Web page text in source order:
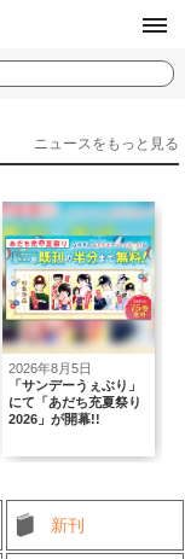
ニュースをもっと見る
2026年8月5日
「サンデーうぇぶり」
にて「あだち充夏祭り
2026」が開幕!!
新刊